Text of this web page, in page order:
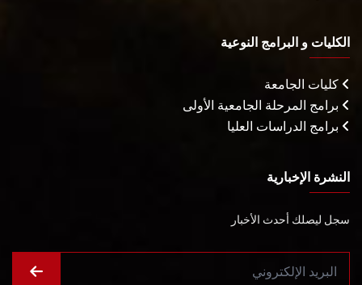
الكليات و البرامج النوعية
كليات الجامعة
برامج المرحلة الجامعية الأولى
برامج الدراسات العليا
النشرة الإخبارية
سجل ليصلك أحدث الأخبار